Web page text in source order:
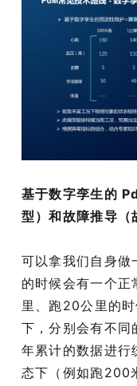
基于数字孪生的
型）和故障推导（
可以拿我们自身做
的时候会有一个正
里、跑20公里的
下，分别会有不同
年累计的数据进行
态下（例如跑200